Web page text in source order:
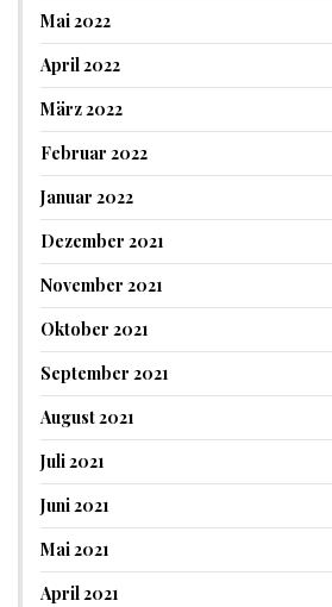
Mai 2022
April 2022
März 2022
Februar 2022
Januar 2022
Dezember 2021
November 2021
Oktober 2021
September 2021
August 2021
Juli 2021
Juni 2021
Mai 2021
April 2021